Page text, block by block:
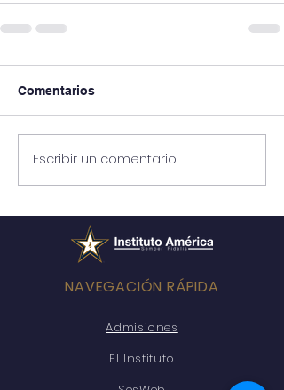
Comentarios
Escribir un comentario...
NAVEGACIÓN RÁPIDA
Admisiones
El Instituto